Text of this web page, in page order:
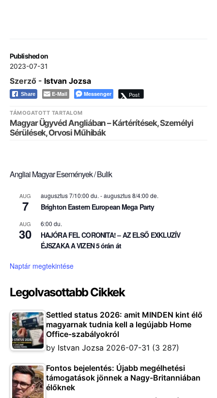
Published on
2023-07-31
Szerző - Istvan Jozsa
Share E-Mail Messenger Post
TÁMOGATOTT TARTALOM
Magyar Ügyvéd Angliában – Kártérítések, Személyi
Sérülések, Orvosi Műhibák
Angliai Magyar Események / Bulik
AUG
7
augusztus 7/10:00 du. -augusztus 8/4:00 de.
Brighton Eastern European Mega Party
AUG
30
6:00 du.
HAJÓRA FEL CORONITA! – AZ ELSŐ EXKLUZÍV
ÉJSZAKA A VIZEN 5 órán át
Naptár megtekintése
Legolvasottabb Cikkek
Settled status 2026: amit MINDEN kint élő
magyarnak tudnia kell a legújabb Home
Office-szabályokról
by Istvan Jozsa 2026-07-31 (3 287)
Fontos bejelentés: Újabb megélhetési
támogatások jönnek a Nagy-Britanniában
élőknek